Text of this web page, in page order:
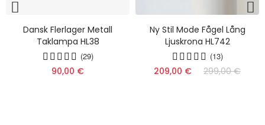
Dansk Flerlager Metall
Taklampa HL38
(29)
90,00 €
Ny Stil Mode Fågel Lång
Ljuskrona HL742
(13)
209,00 € 299,00 €
(9)
(10)